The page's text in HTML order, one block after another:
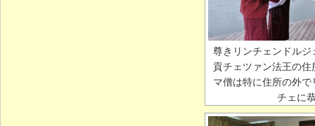
尊きリンチェンドル
貢チェツァン法王の
マ僧は特に住所の外
チェに